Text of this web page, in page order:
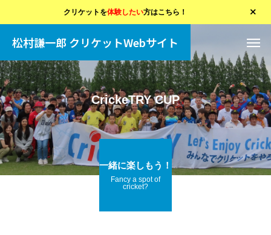
クリケットを体験したい方はこちら！
松村謙一郎 クリケットWebサイト
CrickeTRY CUP
一緒に楽しもう！
Fancy a spot of
cricket?